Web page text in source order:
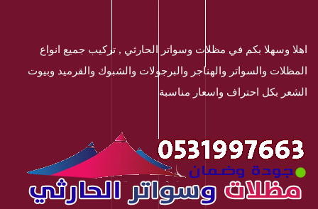
اهلا وسهلا بكم في مظلات وسواتر الحارثي , تركيب جميع انواع
المظلات والسواتر والهناجر والبرجولات والشبوك والقرميد وبيوت
الشعر بكل احتراف واسعار مناسبة